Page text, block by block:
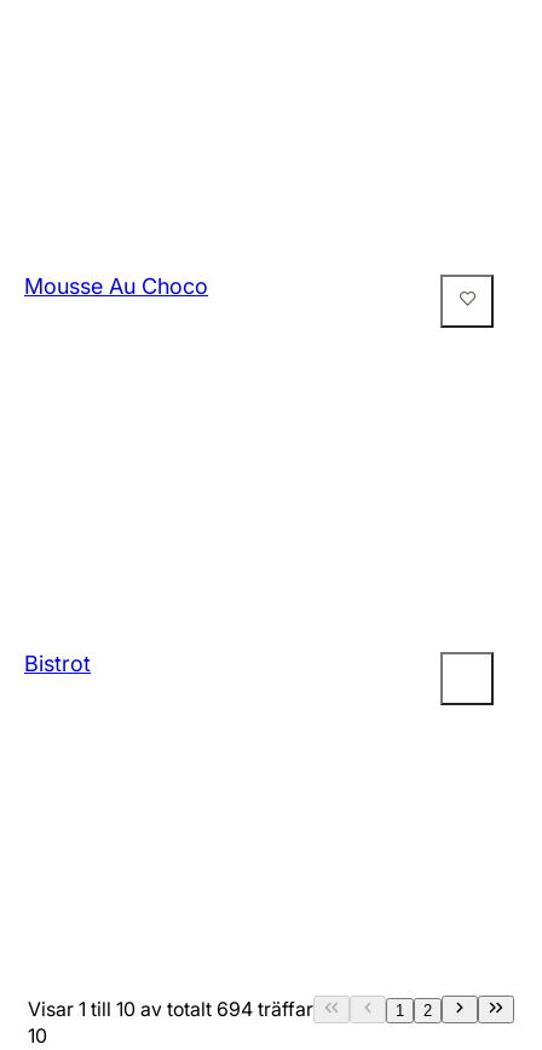
Mousse Au Choco
Bistrot
Visar 1 till 10 av totalt 694 träffar 1 2
10